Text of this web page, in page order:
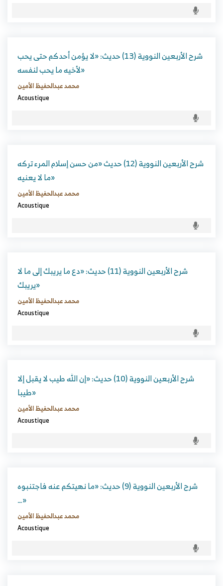
شرح الأربعين النووية (13) حديث: «لا يؤمن أحدكم حتى يحب
لأخيه ما يحب لنفسه»
محمد عبدالحفيظ الأمين
Acoustique
شرح الأربعين النووية (12) حديث «من حسن إسلام المرء تركه
ما لا يعنيه»
محمد عبدالحفيظ الأمين
Acoustique
شرح الأربعين النووية (11) حديث: «دع ما يريبك إلى ما لا
يريبك»
محمد عبدالحفيظ الأمين
Acoustique
شرح الأربعين النووية (10) حديث: «إن الله طيب لا يقبل إلا
طيبا»
محمد عبدالحفيظ الأمين
Acoustique
شرح الأربعين النووية (9) حديث: «ما نهيتكم عنه فاجتنبوه
…»
محمد عبدالحفيظ الأمين
Acoustique